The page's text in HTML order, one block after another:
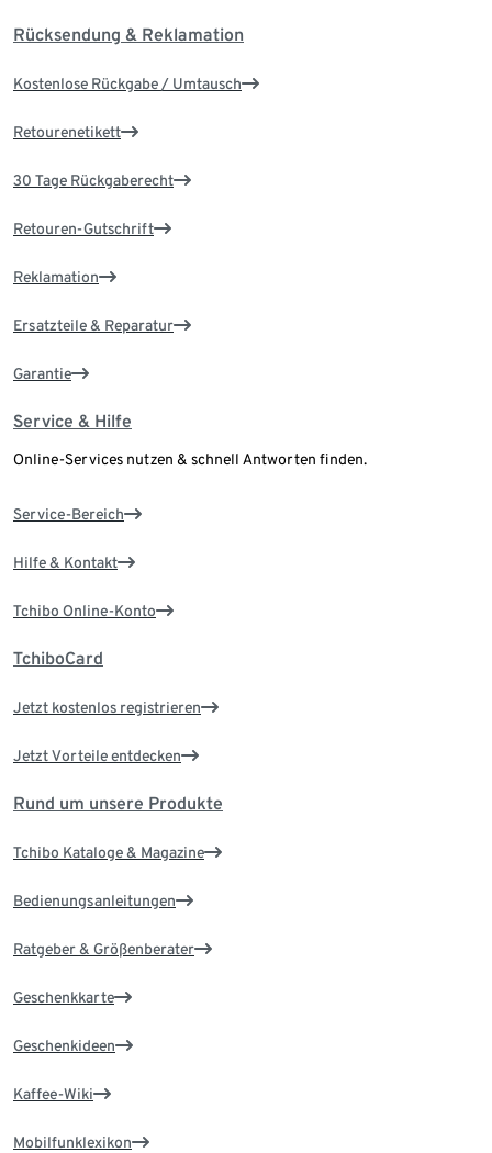
Rücksendung & Reklamation
Kostenlose Rückgabe / Umtausch
Retourenetikett
30 Tage Rückgaberecht
Retouren-Gutschrift
Reklamation
Ersatzteile & Reparatur
Garantie
Service & Hilfe
Online-Services nutzen & schnell Antworten finden.
Service-Bereich
Hilfe & Kontakt
Tchibo Online-Konto
TchiboCard
Jetzt kostenlos registrieren
Jetzt Vorteile entdecken
Rund um unsere Produkte
Tchibo Kataloge & Magazine
Bedienungsanleitungen
Ratgeber & Größenberater
Geschenkkarte
Geschenkideen
Kaffee-Wiki
Mobilfunklexikon